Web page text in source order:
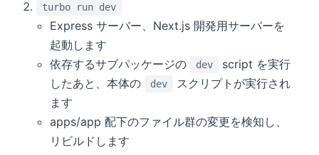
turbo run dev
Express サーバー、Next.js 開発用サーバーを
起動します
依存するサブパッケージの
dev
script を実行
したあと、本体の
dev
スクリプトが実行され
ます
apps/app 配下のファイル群の変更を検知し、
リビルドします